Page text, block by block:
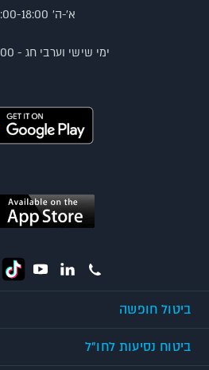
א'-ה' 09:00-18:00
ימי שישי וערבי חג - 09:00-13:00
ביטול חופשה
ביטוח נסיעות לחו"ל